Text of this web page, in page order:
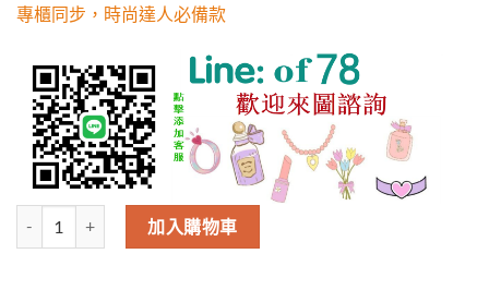
專櫃同步，時尚達人必備款
高仿路易威登LV新款時尚休閑四季可用鴨舌帽，男女同款，專櫃同步
加入購物車